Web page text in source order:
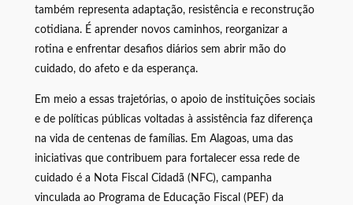
também representa adaptação, resistência e reconstrução
cotidiana. É aprender novos caminhos, reorganizar a
rotina e enfrentar desafios diários sem abrir mão do
cuidado, do afeto e da esperança.
Em meio a essas trajetórias, o apoio de instituições sociais
e de políticas públicas voltadas à assistência faz diferença
na vida de centenas de famílias. Em Alagoas, uma das
iniciativas que contribuem para fortalecer essa rede de
cuidado é a Nota Fiscal Cidadã (NFC), campanha
vinculada ao Programa de Educação Fiscal (PEF) da